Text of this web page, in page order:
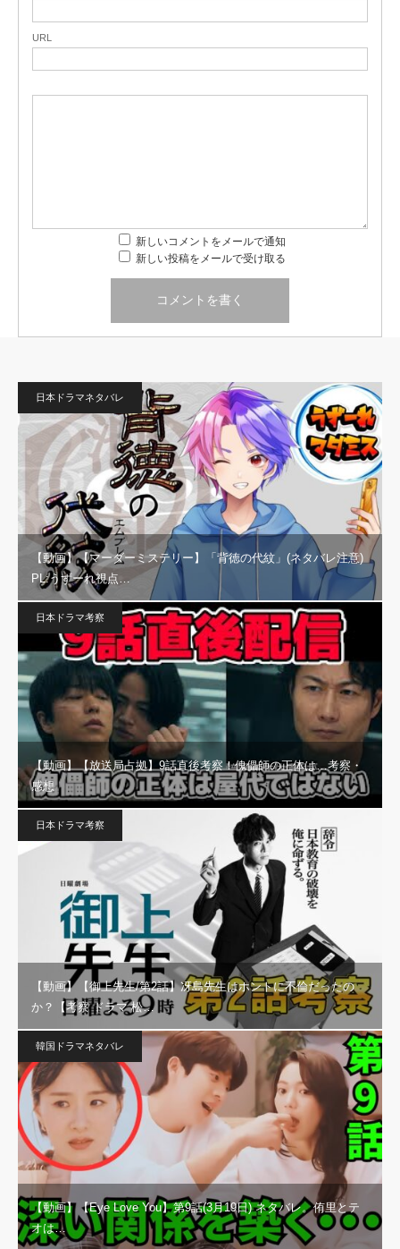
URL
新しいコメントをメールで通知
新しい投稿をメールで受け取る
日本ドラマネタバレ
【動画】【マーダーミステリー】「背徳の代紋」(ネタバレ注意)
PL:うずーれ視点…
日本ドラマ考察
【動画】【放送局占拠】9話直後考察！傀儡師の正体は…考察・
感想
日本ドラマ考察
【動画】【御上先生/第2話】冴島先生はホントに不倫だったの
か？【考察 ドラマ 松…
韓国ドラマネタバレ
【動画】【Eye Love You】第9話(3月19日) ネタバレ。侑里とテ
オは…